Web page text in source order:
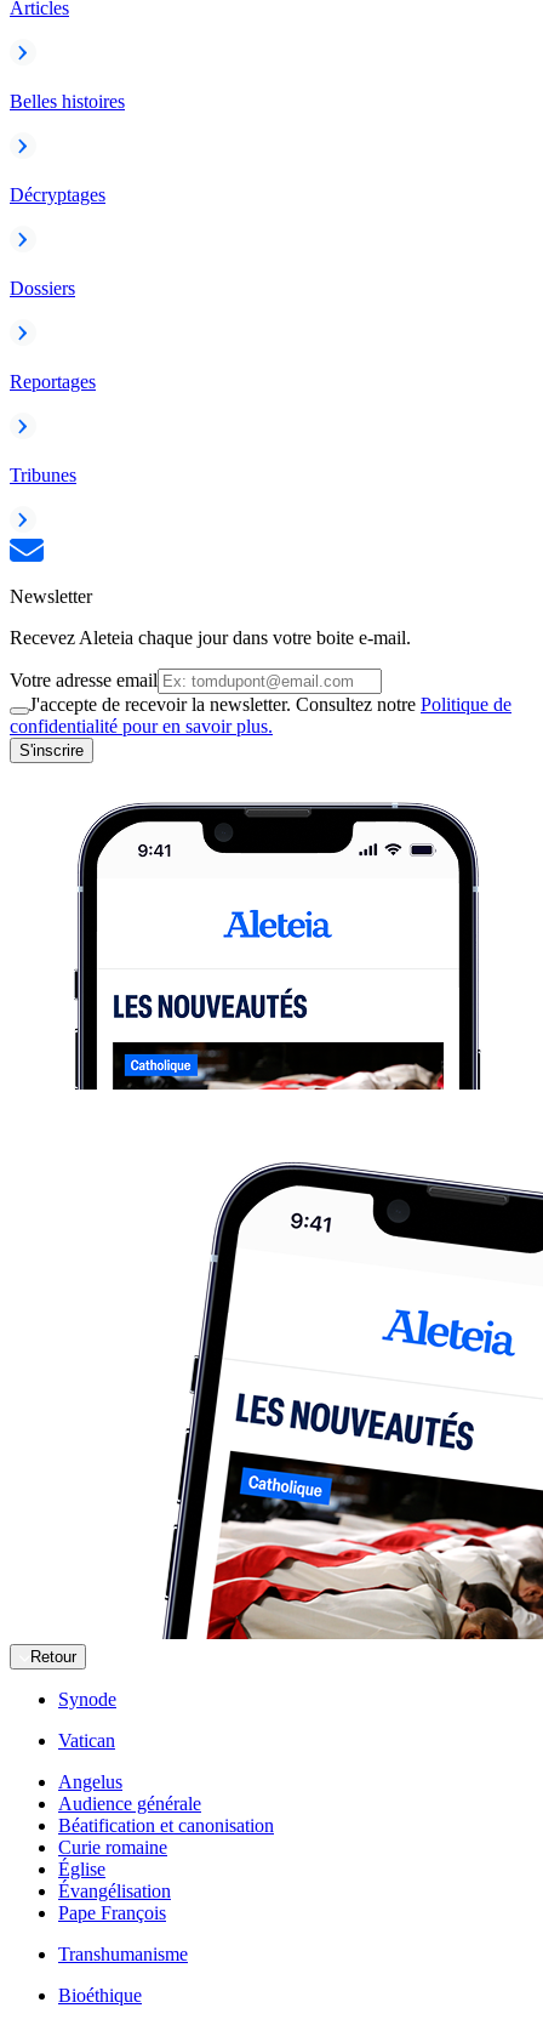
Articles
Belles histoires
Décryptages
Dossiers
Reportages
Tribunes
Newsletter
Recevez Aleteia chaque jour dans votre boite e-mail.
Votre adresse email
J'accepte de recevoir la newsletter. Consultez notre Politique de
confidentialité pour en savoir plus.
S'inscrire
Retour
Synode
Vatican
Angelus
Audience générale
Béatification et canonisation
Curie romaine
Église
Évangélisation
Pape François
Transhumanisme
Bioéthique